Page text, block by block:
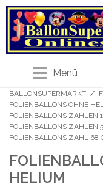
Menü
BALLONSUPERMARKT /
FOLIENBALLONS OHNE
FOLIENBALLONS ZAHLEN
FOLIENBALLONS ZAHLEN
FOLIENBALLONS ZAHL 68
HELIUM